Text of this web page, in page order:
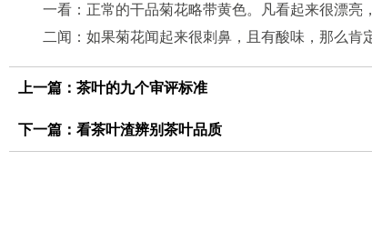
一看：正常的干品菊花略带黄色。凡看起来很漂亮
二闻：如果菊花闻起来很刺鼻，且有酸味，那么肯
上一篇： 茶叶的九个审评标准
下一篇： 看茶叶渣辨别茶叶品质